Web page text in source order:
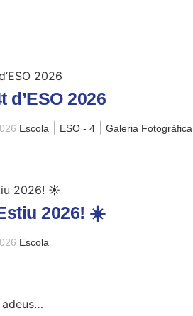
d’ESO 2026
Escola ESO - 4 Galeria Fotogràfica
2026! ☀️
Escola